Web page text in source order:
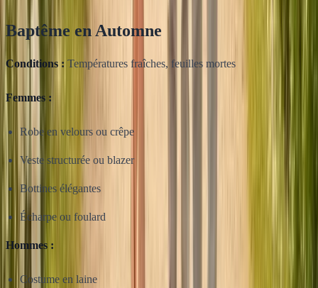
Baptême en Automne
Conditions : Températures fraîches, feuilles mortes
Femmes :
Robe en velours ou crêpe
Veste structurée ou blazer
Bottines élégantes
Écharpe ou foulard
Hommes :
Costume en laine